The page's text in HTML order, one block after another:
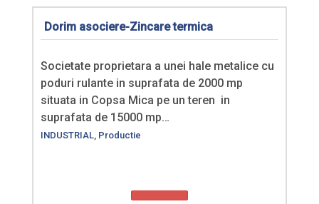
Dorim asociere-Zincare termica
Societate proprietara a unei hale metalice cu
poduri rulante in suprafata de 2000 mp
situata in Copsa Mica pe un teren in
suprafata de 15000 mp…
INDUSTRIAL Productie